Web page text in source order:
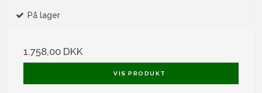
På lager
1.758,00 DKK
VIS PRODUKT